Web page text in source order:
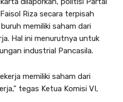
Riza secara terpisah
memiliki saham dari
Hal ini menurutnya untuk
industrial Pancasila.
memiliki saham dari
tegas Ketua Komisi VI,